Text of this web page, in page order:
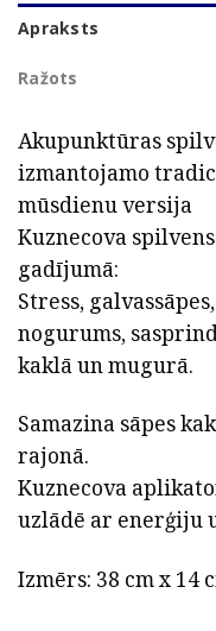
Apraksts
Ražots
Akupunktūras
izmantojamo
mūsdienu versija
Kuznecova
gadījumā:
Stress,
nogurums,
kaklā un mugurā.
Samazina sāpes
rajonā.
Kuznecova
uzlādē ar enerģiju
Izmērs: 38 cm x 14